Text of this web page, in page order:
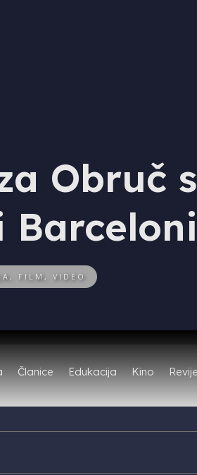
Obruč
Barceloni
FILM, VIDEO
Članice Edukacija Kino
ove godine u produkciji
u Londonu i Barceloni.